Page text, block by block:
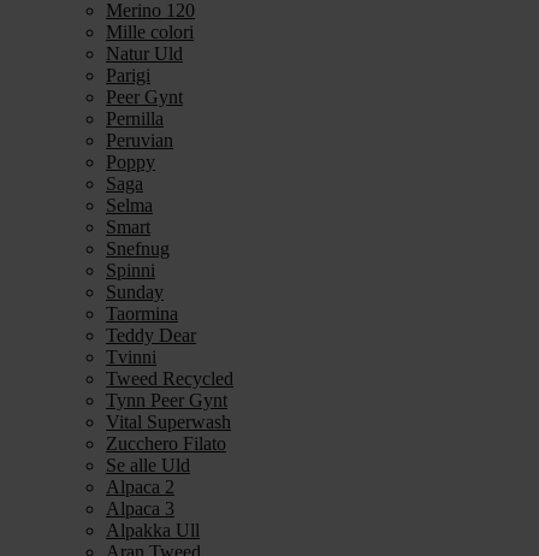
Merino 120
Mille colori
Natur Uld
Parigi
Peer Gynt
Pernilla
Peruvian
Poppy
Saga
Selma
Smart
Snefnug
Spinni
Sunday
Taormina
Teddy Dear
Tvinni
Tweed Recycled
Tynn Peer Gynt
Vital Superwash
Zucchero Filato
Se alle Uld
Alpaca 2
Alpaca 3
Alpakka Ull
Aran Tweed